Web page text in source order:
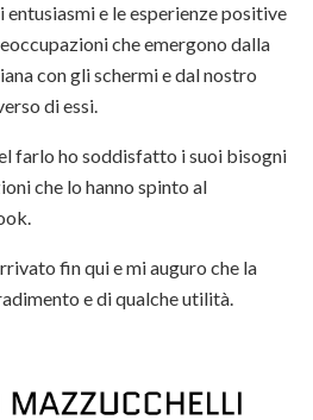
e le esperienze positive
che emergono dalla
con gli schermi e dal nostro
di essi.
farlo ho soddisfatto i suoi bisogni
che lo hanno spinto al
fin qui e mi auguro che la
e di qualche utilità.